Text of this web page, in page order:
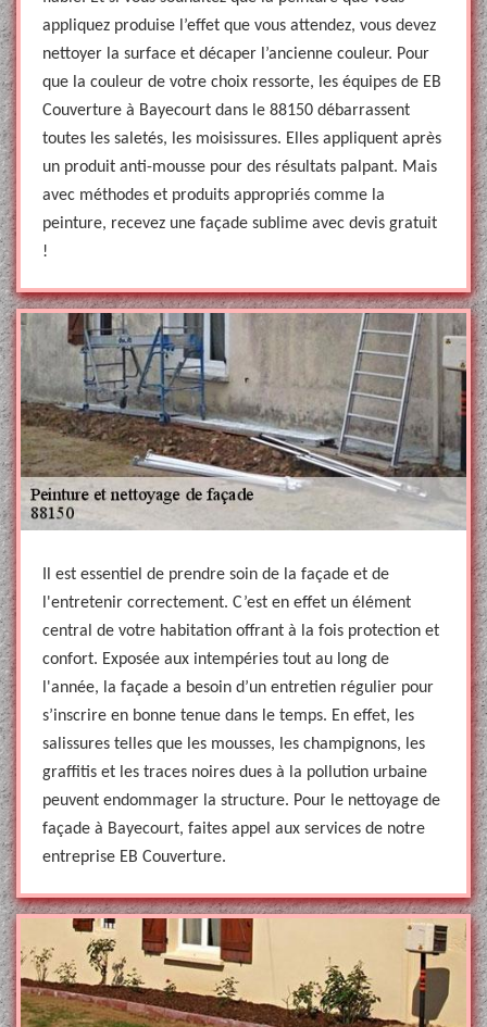
appliquez produise l’effet que vous attendez, vous devez
nettoyer la surface et décaper l’ancienne couleur. Pour
que la couleur de votre choix ressorte, les équipes de EB
Couverture à Bayecourt dans le 88150 débarrassent
toutes les saletés, les moisissures. Elles appliquent après
un produit anti-mousse pour des résultats palpant. Mais
avec méthodes et produits appropriés comme la
peinture, recevez une façade sublime avec devis gratuit
!
Il est essentiel de prendre soin de la façade et de
l'entretenir correctement. C’est en effet un élément
central de votre habitation offrant à la fois protection et
confort. Exposée aux intempéries tout au long de
l'année, la façade a besoin d’un entretien régulier pour
s’inscrire en bonne tenue dans le temps. En effet, les
salissures telles que les mousses, les champignons, les
graffitis et les traces noires dues à la pollution urbaine
peuvent endommager la structure. Pour le nettoyage de
façade à Bayecourt, faites appel aux services de notre
entreprise EB Couverture.